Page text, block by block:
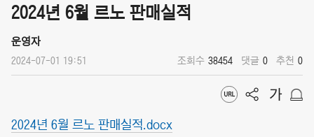
2024년 6월 르노 판매실적
운영자
2024-07-01 19:51 조회수 38454 댓글 0 추천 0
2024년 6월 르노 판매실적.docx